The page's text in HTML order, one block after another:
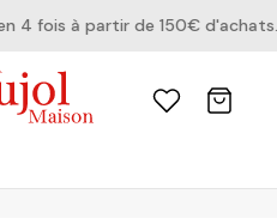
4 fois à partir de 150€ d'achats.